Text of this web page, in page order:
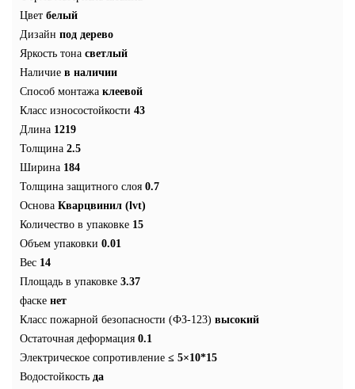
Цвет белый
Дизайн под дерево
Яркость тона светлый
Наличие в наличии
Способ монтажа клеевой
Класс износостойкости 43
Длина 1219
Толщина 2.5
Ширина 184
Толщина защитного слоя 0.7
Основа Кварцвинил (lvt)
Количество в упаковке 15
Объем упаковки 0.01
Вес 14
Площадь в упаковке 3.37
фаске нет
Класс пожарной безопасности (ФЗ-123) высокий
Остаточная деформация 0.1
Электрическое сопротивление ≤ 5×10*15
Водостойкость да